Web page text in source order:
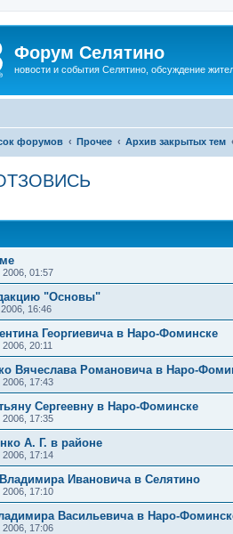
Форум Селятино
новости и события Селятино, обсуждение
форумов Прочее Архив закрытых тем
01:57
"Основы"
16:46
Георгиевича в Наро-Фоминске
20:11
Вячеслава Романовича в Наро-
17:43
Сергеевну в Наро-Фоминске
17:35
А. Г. в районе
17:14
Ивановича в Селятино
17:10
Васильевича в Наро-
17:06